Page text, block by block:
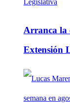
Arranca la
Extensión